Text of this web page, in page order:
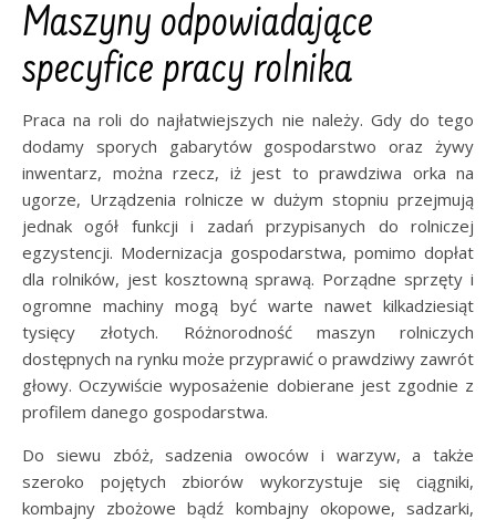
Maszyny odpowiadające
specyfice pracy rolnika
Praca na roli do najłatwiejszych nie należy. Gdy do tego
dodamy sporych gabarytów gospodarstwo oraz żywy
inwentarz, można rzecz, iż jest to prawdziwa orka na
ugorze, Urządzenia rolnicze w dużym stopniu przejmują
jednak ogół funkcji i zadań przypisanych do rolniczej
egzystencji. Modernizacja gospodarstwa, pomimo dopłat
dla rolników, jest kosztowną sprawą. Porządne sprzęty i
ogromne machiny mogą być warte nawet kilkadziesiąt
tysięcy złotych. Różnorodność maszyn rolniczych
dostępnych na rynku może przyprawić o prawdziwy zawrót
głowy. Oczywiście wyposażenie dobierane jest zgodnie z
profilem danego gospodarstwa.
Do siewu zbóż, sadzenia owoców i warzyw, a także
szeroko pojętych zbiorów wykorzystuje się ciągniki,
kombajny zbożowe bądź kombajny okopowe, sadzarki,